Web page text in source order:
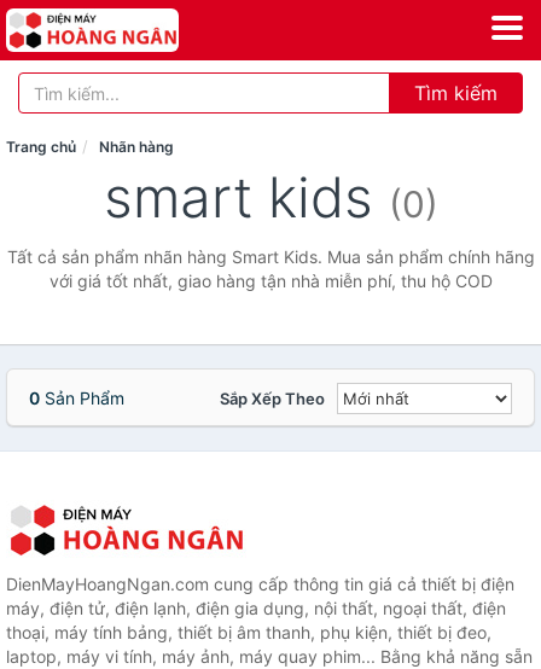
Tìm kiếm
Trang chủ Nhãn hàng
smart kids (0)
Tất cả sản phẩm nhãn hàng Smart Kids. Mua sản phẩm chính hãng
với giá tốt nhất, giao hàng tận nhà miễn phí, thu hộ COD
0 Sản Phẩm Sắp Xếp Theo
DienMayHoangNgan.com cung cấp thông tin giá cả thiết bị điện
máy, điện tử, điện lạnh, điện gia dụng, nội thất, ngoại thất, điện
thoại, máy tính bảng, thiết bị âm thanh, phụ kiện, thiết bị đeo,
laptop, máy vi tính, máy ảnh, máy quay phim... Bằng khả năng sẵn